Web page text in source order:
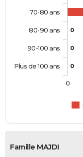
0
0
0
70-80 ans
80-90 ans
90-100 ans
Plus de 100 ans
0
Famille MAJDI